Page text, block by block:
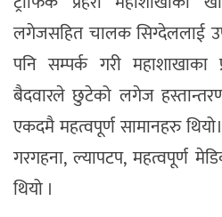
लगेजसहित चालक सिग्देललाई
पनि सम्पर्क गरी महाशाखाका
बैदवारले छुटेको लगेज
एकदमै महत्वपूर्ण सामानहरु
गरगहना, ल्यापटप, महत्वपूर्ण
थियो ।